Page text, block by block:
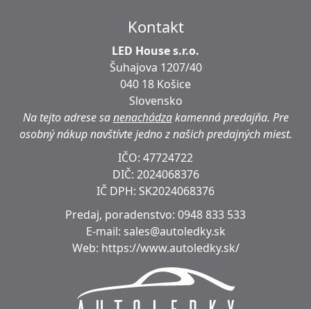
Kontakt
LED House s.r.o.
Šuhajova 1207/40
040 18 Košice
Slovensko
Na tejto adrese sanenachádzakamenná predajňa. Pre
osobný nákup navštívte jedno z našich predajných miest.
IČO: 47724722
DIČ: 2024068376
IČ DPH: SK2024068376
Predaj, poradenstvo: 0948 833 533
E-mail: sales@autoledky.sk
Web: https://www.autoledky.sk/